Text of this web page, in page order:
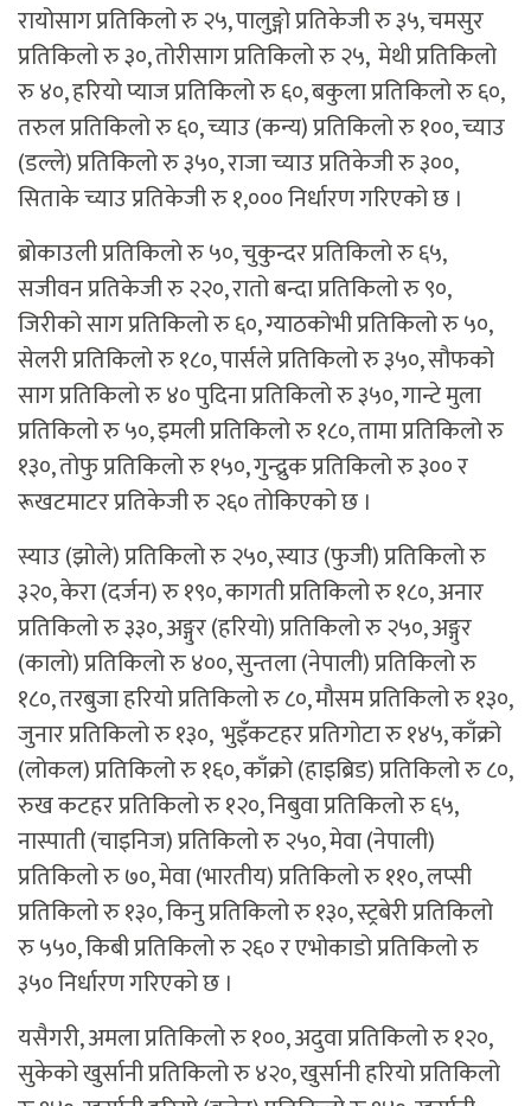
रायोसाग प्रतिकिलो रु २५, पालुङ्गो प्रतिकेजी रु ३५, चमसुर
प्रतिकिलो रु ३०, तोरीसाग प्रतिकिलो रु २५, मेथी प्रतिकिलो
रु ४०, हरियो प्याज प्रतिकिलो रु ६०, बकुला प्रतिकिलो रु ६०,
तरुल प्रतिकिलो रु ६०, च्याउ (कन्य) प्रतिकिलो रु १००, च्याउ
(डल्ले) प्रतिकिलो रु ३५०, राजा च्याउ प्रतिकेजी रु ३००,
सिताके च्याउ प्रतिकेजी रु १,००० निर्धारण गरिएको छ ।
ब्रोकाउली प्रतिकिलो रु ५०, चुकुन्दर प्रतिकिलो रु ६५,
सजीवन प्रतिकेजी रु २२०, रातो बन्दा प्रतिकिलो रु ९०,
जिरीको साग प्रतिकिलो रु ६०, ग्याठकोभी प्रतिकिलो रु ५०,
सेलरी प्रतिकिलो रु १८०, पार्सले प्रतिकिलो रु ३५०, सौफको
साग प्रतिकिलो रु ४० पुदिना प्रतिकिलो रु ३५०, गान्टे मुला
प्रतिकिलो रु ५०, इमली प्रतिकिलो रु १८०, तामा प्रतिकिलो रु
१३०, तोफु प्रतिकिलो रु १५०, गुन्द्रुक प्रतिकिलो रु ३०० र
रूखटमाटर प्रतिकेजी रु २६० तोकिएको छ ।
स्याउ (झोले) प्रतिकिलो रु २५०, स्याउ (फुजी) प्रतिकिलो रु
३२०, केरा (दर्जन) रु १९०, कागती प्रतिकिलो रु १८०, अनार
प्रतिकिलो रु ३३०, अङ्गुर (हरियो) प्रतिकिलो रु २५०, अङ्गुर
(कालो) प्रतिकिलो रु ४००, सुन्तला (नेपाली) प्रतिकिलो रु
१८०, तरबुजा हरियो प्रतिकिलो रु ८०, मौसम प्रतिकिलो रु १३०,
जुनार प्रतिकिलो रु १३०, भुइँकटहर प्रतिगोटा रु १४५, काँक्रो
(लोकल) प्रतिकिलो रु १६०, काँक्रो (हाइब्रिड) प्रतिकिलो रु ८०,
रुख कटहर प्रतिकिलो रु १२०, निबुवा प्रतिकिलो रु ६५,
नास्पाती (चाइनिज) प्रतिकिलो रु २५०, मेवा (नेपाली)
प्रतिकिलो रु ७०, मेवा (भारतीय) प्रतिकिलो रु ११०, लप्सी
प्रतिकिलो रु १३०, किनु प्रतिकिलो रु १३०, स्ट्रबेरी प्रतिकिलो
रु ५५०, किबी प्रतिकिलो रु २६० र एभोकाडो प्रतिकिलो रु
३५० निर्धारण गरिएको छ ।
यसैगरी, अमला प्रतिकिलो रु १००, अदुवा प्रतिकिलो रु १२०,
सुकेको खुर्सानी प्रतिकिलो रु ४२०, खुर्सानी हरियो प्रतिकिलो